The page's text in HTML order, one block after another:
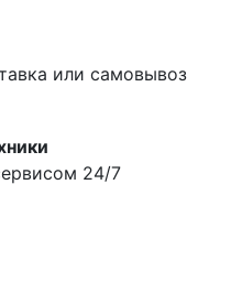
или самовывоз
24/7